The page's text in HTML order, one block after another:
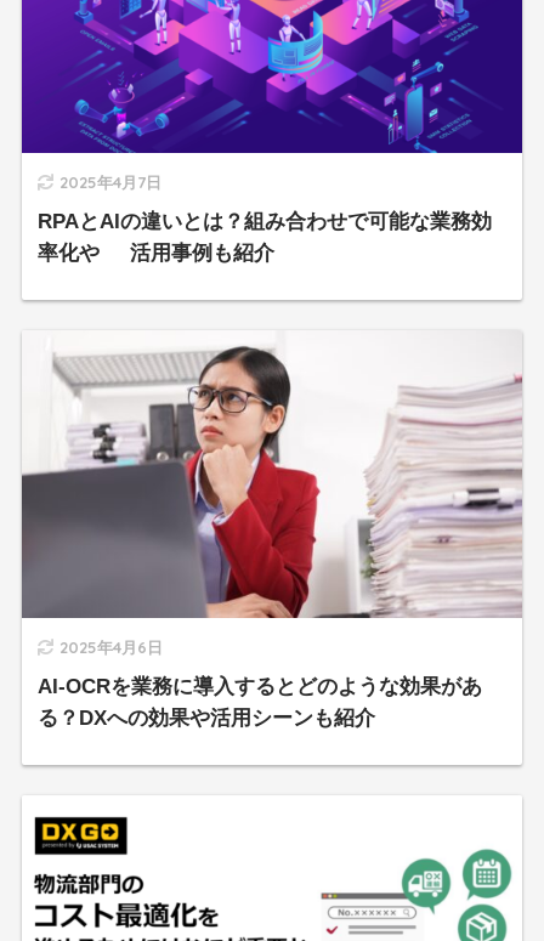
2025年4月7日
RPAとAIの違いとは？組み合わせで可能な業務効
率化や 活用事例も紹介
2025年4月6日
AI-OCRを業務に導入するとどのような効果があ
る？DXへの効果や活用シーンも紹介